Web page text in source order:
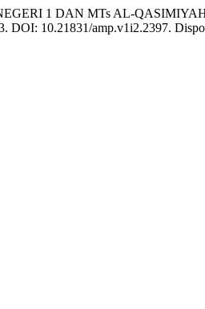
1 DAN MTs AL-
DOI: 10.21831/amp.v1i2.2397.